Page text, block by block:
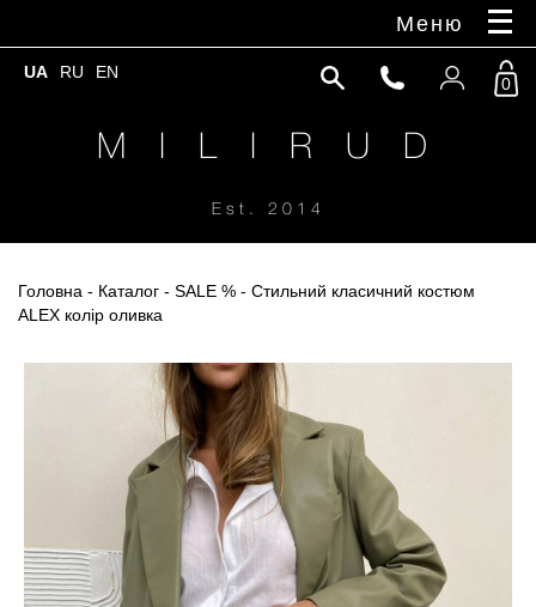
Меню
UA RU EN
M I L I R U D
Est. 2014
0
Головна - Каталог - SALE % - Стильний класичний костюм
ALEX колір оливка